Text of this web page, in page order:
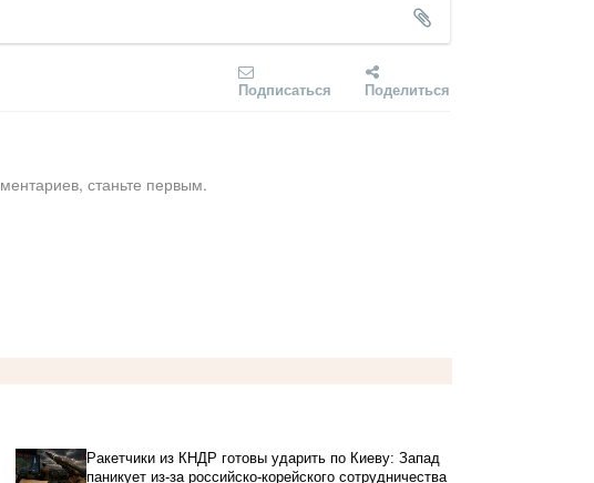
Подписаться Поделиться
станьте первым.
Ракетчики из КНДР готовы ударить по Киеву: Запад
паникует из-за российско-корейского сотрудничества